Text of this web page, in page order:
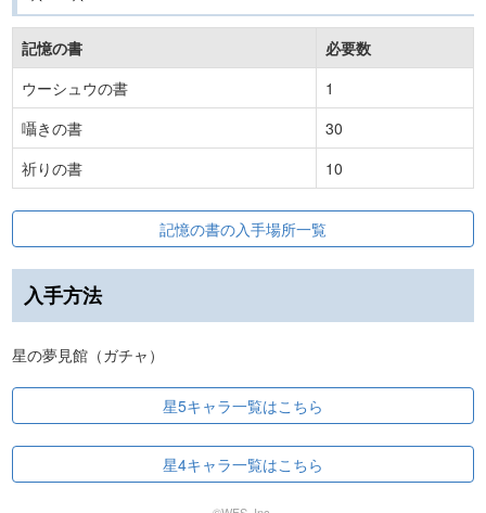
記憶の書
必要数
ウーシュウの書
1
囁きの書
30
祈りの書
10
記憶の書の入手場所一覧
入手方法
星の夢見館（ガチャ）
星5キャラ一覧はこちら
星4キャラ一覧はこちら